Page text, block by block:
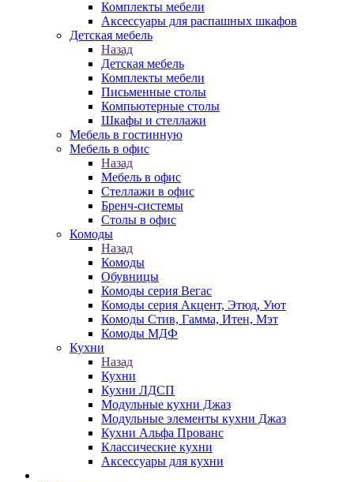
Комплекты мебели
Аксессуары для распашных шкафов
Детская мебель
Назад
Детская мебель
Комплекты мебели
Письменные столы
Компьютерные столы
Шкафы и стеллажи
Мебель в гостинную
Мебель в офис
Назад
Мебель в офис
Стеллажи в офис
Бренч-системы
Столы в офис
Комоды
Назад
Комоды
Обувницы
Комоды серия Вегас
Комоды серия Акцент, Этюд, Уют
Комоды Стив, Гамма, Итен, Мэт
Комоды МДФ
Кухни
Назад
Кухни
Кухни ЛДСП
Модульные кухни Джаз
Модульные элементы кухни Джаз
Кухни Альфа Прованс
Классические кухни
Аксессуары для кухни